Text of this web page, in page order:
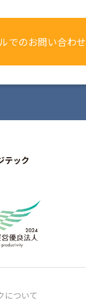
でのお問い合わせ
テック
について